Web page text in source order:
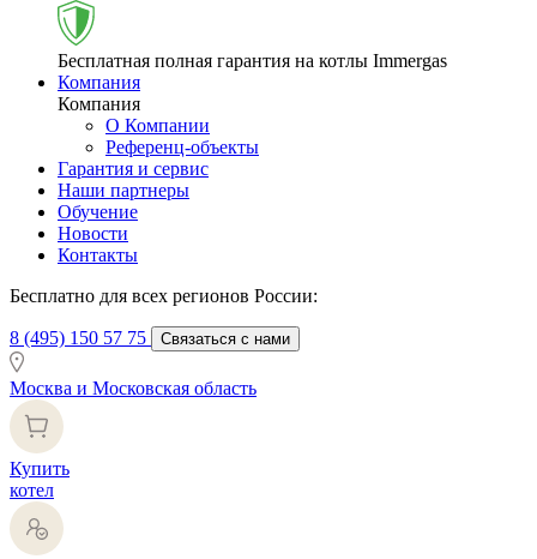
Бесплатная полная гарантия на котлы Immergas
Компания
Компания
О Компании
Референц-объекты
Гарантия и сервис
Наши партнеры
Обучение
Новости
Контакты
Бесплатно для всех регионов России:
8 (495) 150 57 75 Связаться с нами
Москва и Московская область
Купить
котел